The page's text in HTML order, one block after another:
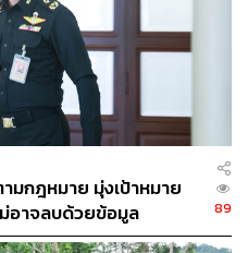
ะสานงานฝ่ายกัมพูชาได้
ตรวจสอบพบว่า ผู้สูญหาย
ะเทศกัมพูชา และปลอดภัยดี
การให้ศูนย์ประสานงาน
ที่ฝ่ายปกครอง กำนัน ผู้ใหญ่
ทางไปแจ้งข่าวแก่
ให้ญาติคลายความกังวล
ยดี
มกฎหมาย มุ่งเป้าหมาย
อาจลบด้วยข้อมูล
89